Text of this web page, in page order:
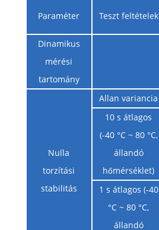
Paraméter Teszt feltételek
Dinamikus
mérési
tartomány
Nulla
torzítási
stabilitás
Allan variancia
10 s átlagos
(-40 °C ~ 80 °C,
állandó
hőmérséklet)
1 s átlagos (-40
°C ~ 80 °C,
állandó